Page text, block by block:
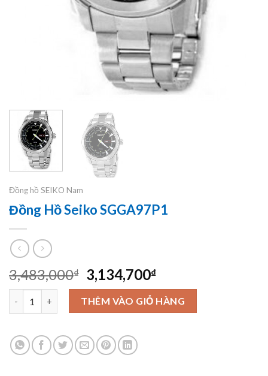
Đồng hồ SEIKO Nam
Đồng Hồ Seiko SGGA97P1
3,483,000₫ Original
price
was:
3,483,000₫.
3,134,700₫Current
price
is:
3,134,700₫.
Đồng Hồ Seiko SGGA97P1 số lượng
THÊM VÀO GIỎ HÀNG